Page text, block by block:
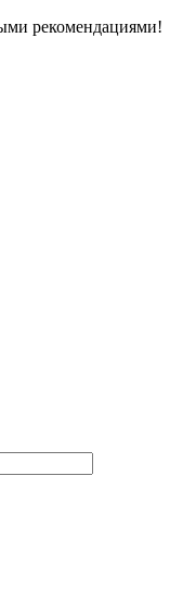
рекомендациями!